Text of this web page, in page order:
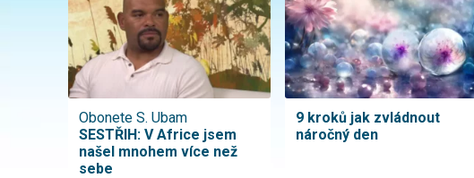
Obonete S. Ubam
SESTŘIH: V Africe jsem
našel mnohem více než
sebe
9 kroků jak zvládnout
náročný den